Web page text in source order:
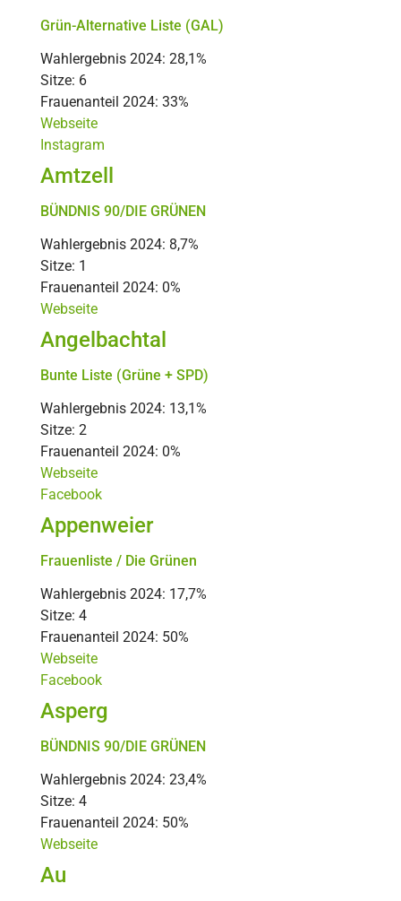
Grün-Alternative Liste (GAL)
Wahlergebnis 2024: 28,1%
Sitze: 6
Frauenanteil 2024: 33%
Webseite
Instagram
Amtzell
BÜNDNIS 90/DIE GRÜNEN
Wahlergebnis 2024: 8,7%
Sitze: 1
Frauenanteil 2024: 0%
Webseite
Angelbachtal
Bunte Liste (Grüne + SPD)
Wahlergebnis 2024: 13,1%
Sitze: 2
Frauenanteil 2024: 0%
Webseite
Facebook
Appenweier
Frauenliste / Die Grünen
Wahlergebnis 2024: 17,7%
Sitze: 4
Frauenanteil 2024: 50%
Webseite
Facebook
Asperg
BÜNDNIS 90/DIE GRÜNEN
Wahlergebnis 2024: 23,4%
Sitze: 4
Frauenanteil 2024: 50%
Webseite
Au